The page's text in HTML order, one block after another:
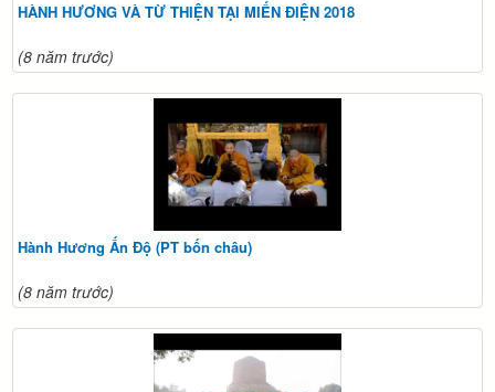
HÀNH HƯƠNG VÀ TỪ THIỆN TẠI MIẾN ĐIỆN 2018
(8 năm trước)
Hành Hương Ấn Độ (PT bốn châu)
(8 năm trước)